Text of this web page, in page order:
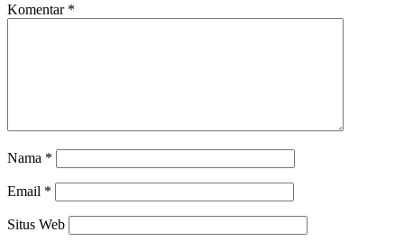
Komentar *
Nama *
Email *
Situs Web